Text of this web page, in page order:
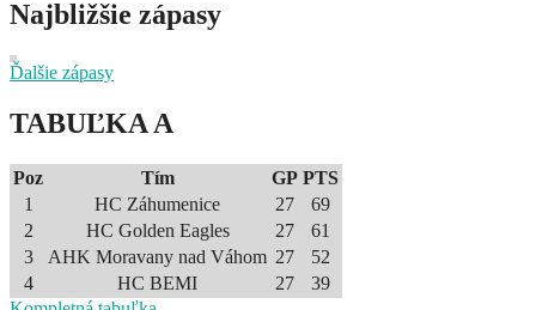
Najbližšie zápasy
Ďalšie zápasy
TABUĽKA A
Poz Tím GP PTS
1
HC Záhumenice 27
69
2
HC Golden Eagles 27
61
3
AHK Moravany nad Váhom 27
52
4
HC BEMI 27
39